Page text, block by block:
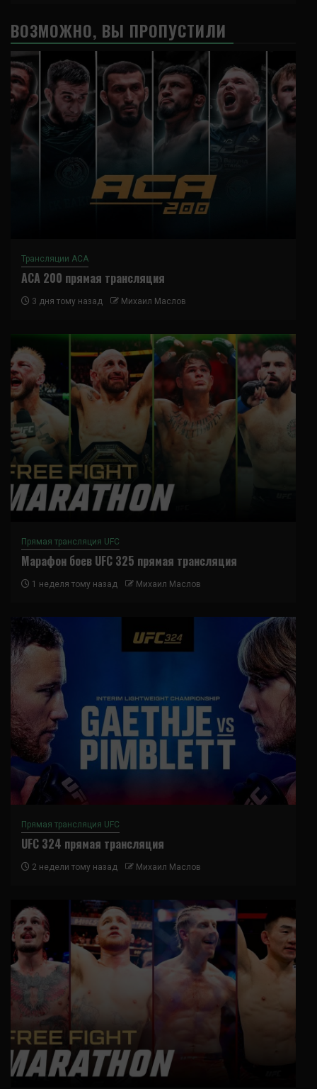
ВОЗМОЖНО, ВЫ ПРОПУСТИЛИ
Трансляции ACA
ACA 200 прямая трансляция
3 дня тому назад Михаил Маслов
Прямая трансляция UFC
Марафон боев UFC 325 прямая трансляция
1 неделя тому назад Михаил Маслов
Прямая трансляция UFC
UFC 324 прямая трансляция
2 недели тому назад Михаил Маслов